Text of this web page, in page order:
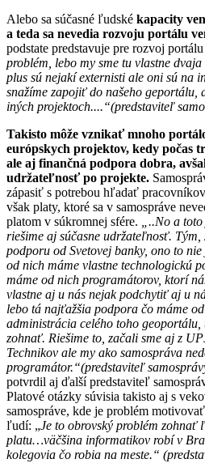
Alebo sa súčasné ľudské kapacity
a teda sa nevedia rozvoju portálu
podstate predstavuje pre rozvoj
problém, lebo my sme tu vlastne
plus sú nejakí externisti ale oni sú na
snažíme zapojiť do našeho geportálu,
iných projektoch....“(predstaviteľ
Takisto môže vznikať mnoho
európskych projektov, kedy počas
ale aj finančná podpora dobra,
udržateľnosť po projekte.
zápasiť s potrebou hľadať
však platy, ktoré sa v samospráve
platom v súkromnej sfére. „..No a
riešime aj súčasne udržateľnosť. Tým,
podporu od Svetovej banky, ono to
od nich máme vlastne technologickú
máme od nich programátorov, ktorí
vlastne aj u nás nejak podchytiť aj u
lebo tá najťažšia podpora čo máme
administrácia celého toho geoportálu,
zohnať. Riešime to, začali sme aj z
Technikov ale my ako samospráva
programátor.“(predstaviteľ
potvrdil aj ďalší predstaviteľ
Platové otázky súvisia takisto aj s
samospráve, kde je problém
ľudí: „Je to obrovský problém
platu…väčšina informatikov robí v
kolegovia čo robia na meste.“